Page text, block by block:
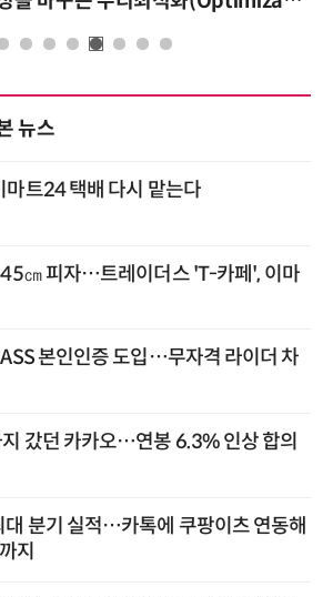
뉴스
마트24 택배 다시 맡는다
㎝ 피자…트레이더스 'T-카페', 이마
본인인증 도입…무자격 라이더 차
갔던 카카오…연봉 6.3% 인상 합의
대 분기 실적…카톡에 쿠팡이츠 연동해
지